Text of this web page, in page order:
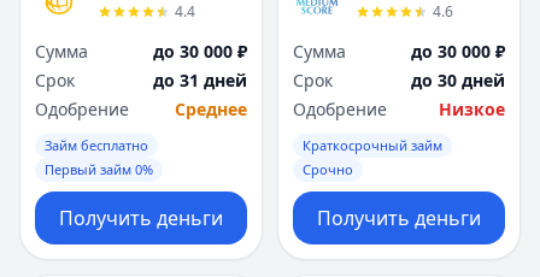
4.4
Сумма
до 30 000 ₽
Срок
до 31 дней
Одобрение
Среднее
Займ бесплатно
Первый займ 0%
Получить деньги
4.6
Сумма
до 30 000 ₽
Срок
до 30 дней
Одобрение
Низкое
Краткосрочный займ
Срочно
Получить деньги